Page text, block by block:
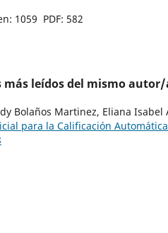
1059 PDF: 582
más leídos del mismo autor/
Bolaños Martinez, Eliana
para la Calificación